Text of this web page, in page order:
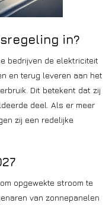
in?
bedrijven de elektriciteit
en terug leveren aan het
Dit betekent dat zij
deel. Als er meer
zij een redelijke
opgewekte stroom te
van zonnepanelen